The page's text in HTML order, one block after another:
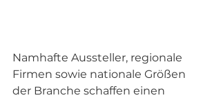
Namhafte Aussteller, regionale
Firmen sowie nationale Größen
der Branche schaffen einen